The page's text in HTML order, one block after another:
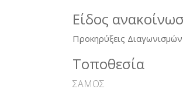
Είδος
Προκηρύξεις Διαγωνισμών
Τοποθεσία
ΣΑΜΟΣ